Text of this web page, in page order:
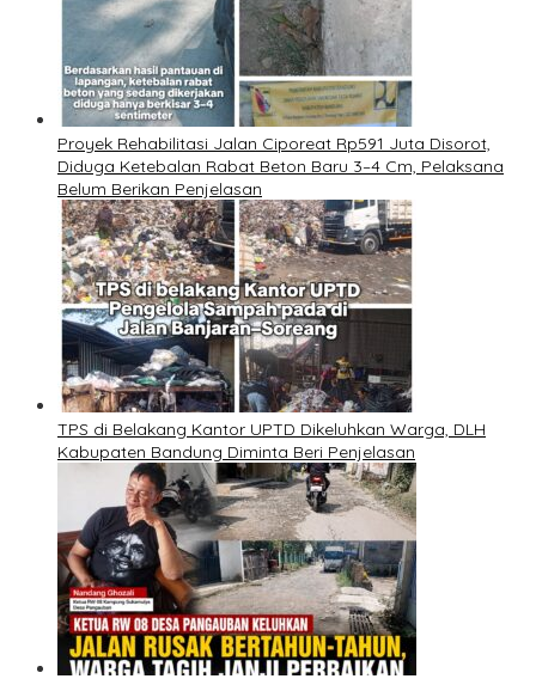
Proyek Rehabilitasi Jalan Ciporeat Rp591 Juta Disorot,
Diduga Ketebalan Rabat Beton Baru 3–4 Cm, Pelaksana
Belum Berikan Penjelasan
TPS di Belakang Kantor UPTD Dikeluhkan Warga, DLH
Kabupaten Bandung Diminta Beri Penjelasan